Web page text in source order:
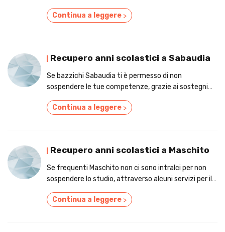
Continua a leggere >
Recupero anni scolastici a Sabaudia
Se bazzichi Sabaudia ti è permesso di non
sospendere le tue competenze, grazie ai sostegni
Continua a leggere >
Recupero anni scolastici a Maschito
Se frequenti Maschito non ci sono intralci per non
sospendere lo studio, attraverso alcuni servizi per il
Continua a leggere >